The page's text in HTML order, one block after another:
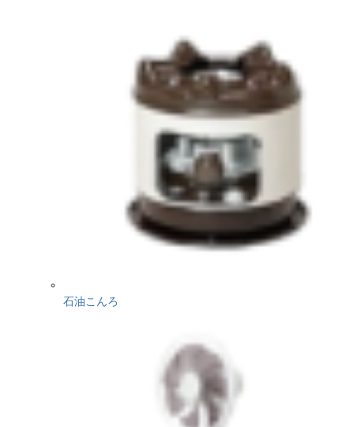
石油こんろ